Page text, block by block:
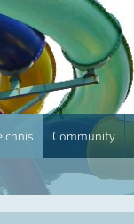
Community